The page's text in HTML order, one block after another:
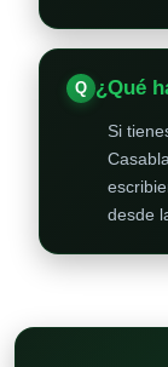
¿Qué
Si
desde